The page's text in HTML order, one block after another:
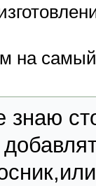
на
знаю